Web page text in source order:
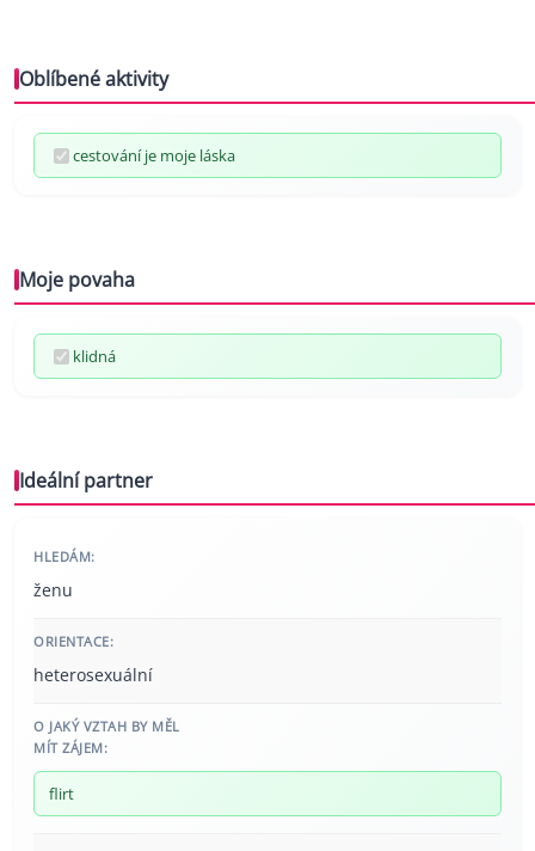
Oblíbené aktivity
cestování je moje láska
Moje povaha
klidná
Ideální partner
HLEDÁM:
ženu
ORIENTACE:
heterosexuální
O JAKÝ VZTAH BY MĚL
MÍT ZÁJEM:
flirt